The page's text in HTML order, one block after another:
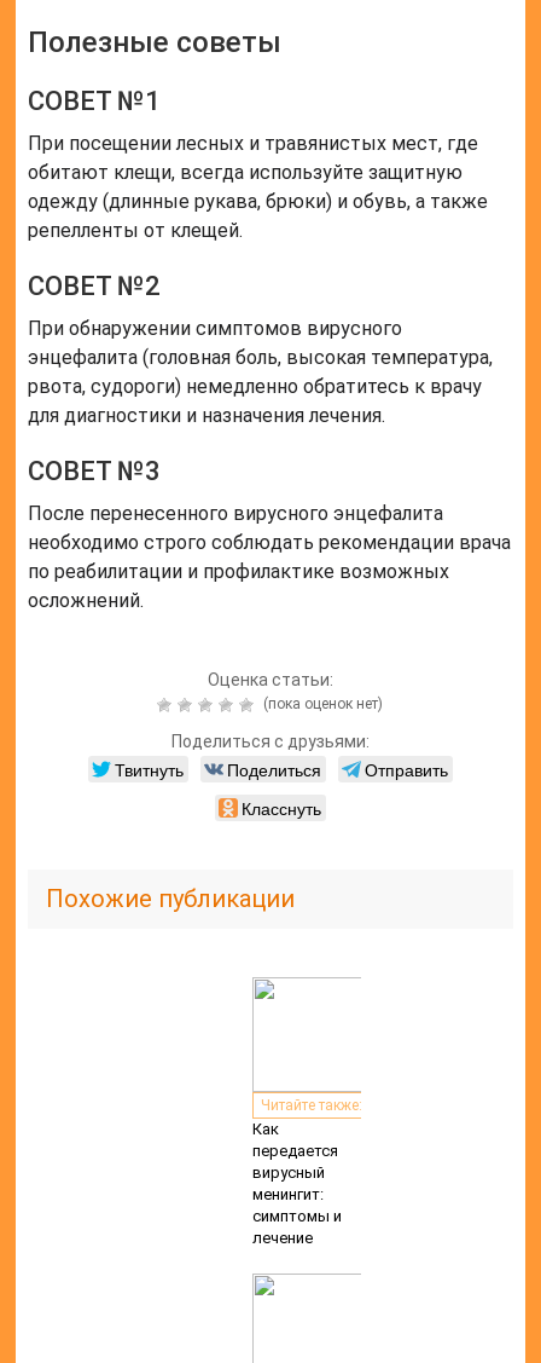
Полезные советы
СОВЕТ №1
При посещении лесных и травянистых мест, где
обитают клещи, всегда используйте защитную
одежду (длинные рукава, брюки) и обувь, а также
репелленты от клещей.
СОВЕТ №2
При обнаружении симптомов вирусного
энцефалита (головная боль, высокая температура,
рвота, судороги) немедленно обратитесь к врачу
для диагностики и назначения лечения.
СОВЕТ №3
После перенесенного вирусного энцефалита
необходимо строго соблюдать рекомендации врача
по реабилитации и профилактике возможных
осложнений.
Оценка статьи:
(пока оценок нет)
Поделиться с друзьями:
Твитнуть Поделиться
Отправить
Класснуть
Похожие публикации
Читайте также:
Как
передается
вирусный
менингит:
симптомы и
лечение